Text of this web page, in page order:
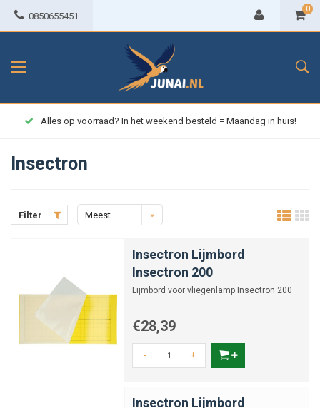
0850655451
0
Alles op voorraad? In het weekend besteld = Maandag in huis!
Insectron
Filter
Meest
Insectron Lijmbord
Insectron 200
Lijmbord voor vliegenlamp Insectron 200
€28,39
- +
Insectron Lijmbord